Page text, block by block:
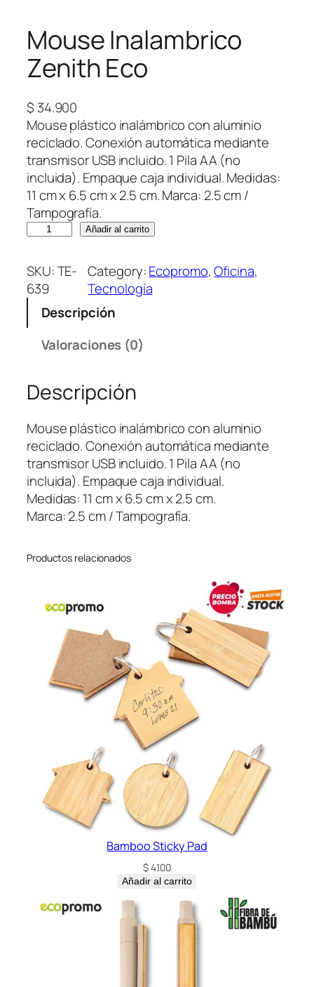
Mouse Inalambrico
Zenith Eco
$ 34.900
Mouse plástico inalámbrico con aluminio
reciclado. Conexión automática mediante
transmisor USB incluido. 1 Pila AA (no
incluida). Empaque caja individual. Medidas:
11 cm x 6.5 cm x 2.5 cm. Marca: 2.5 cm /
Tampografía.
u
s
e
a
m
b
r
i
c
o
Z
i
Añadir al carrito
SKU:TE-
639
Category:Ecopromo, Oficina
Tecnología
Descripción
Valoraciones (0)
Descripción
Mouse plástico inalámbrico con aluminio
reciclado. Conexión automática mediante
transmisor USB incluido. 1 Pila AA (no
incluida). Empaque caja individual.
Medidas: 11 cm x 6.5 cm x 2.5 cm.
Marca: 2.5 cm / Tampografía.
Productos relacionados
Bamboo Sticky Pad
$4.100
Añadir al carrito